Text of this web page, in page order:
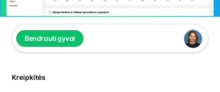
Bendrauti gyvai
Kreipkitės